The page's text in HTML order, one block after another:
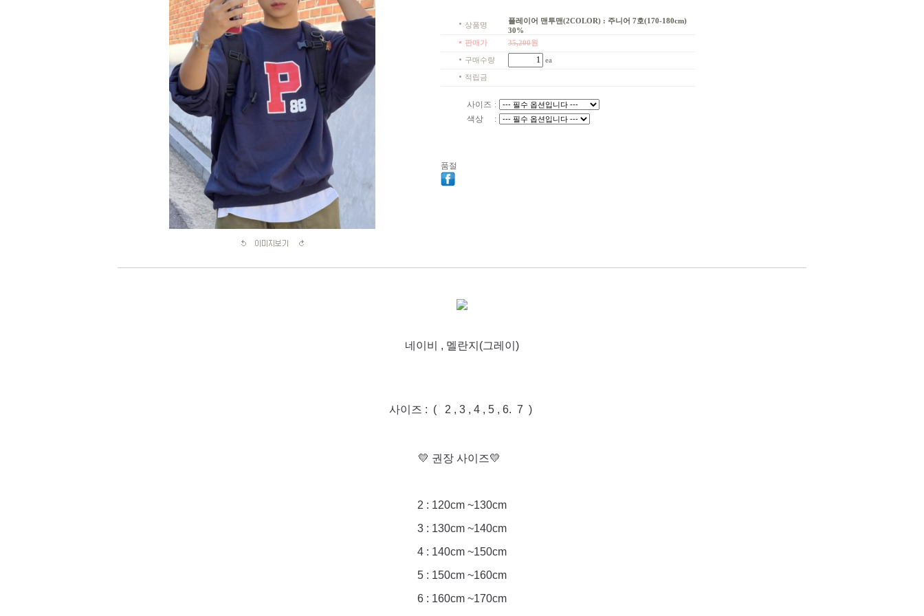
상품명
플레이어 맨투맨(2COLOR) : 주니어 7호(170-180cm)
30%
판매가
35,200원
구매수량 ea
적립금
사이즈 :
색상
:
품절
네이비 , 멜란지(그레이)
사이즈 : ( 2 , 3 , 4 , 5 , 6. 7 )
💛 권장 사이즈💛
2 : 120cm ~130cm
3 : 130cm ~140cm
4 : 140cm ~150cm
5 : 150cm ~160cm
6 : 160cm ~170cm